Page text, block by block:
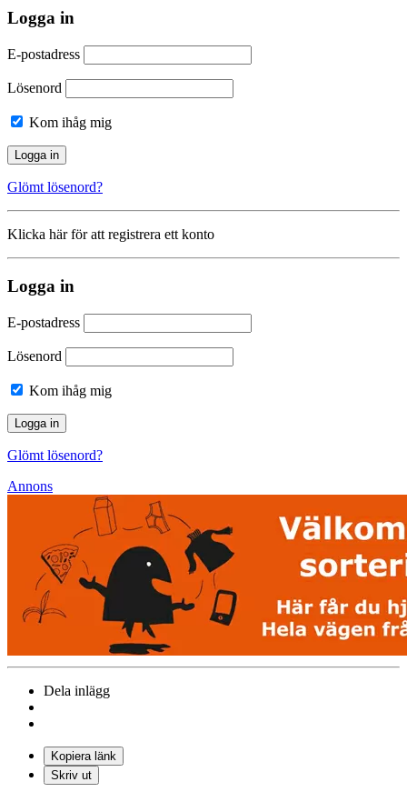
Logga in
E-postadress
Lösenord
Kom ihåg mig
Glömt lösenord?
Klicka här för att registrera ett konto
Logga in
E-postadress
Lösenord
Kom ihåg mig
Glömt lösenord?
Annons
Dela inlägg
Kopiera länk
Skriv ut